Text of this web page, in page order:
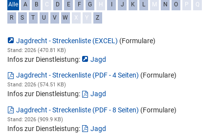
Alle A B C D E F G H J K L M N O P
Q
R
S T U V W X Y Z
Jagdrecht - Streckenliste (EXCEL) (Formulare)
Stand: 2026 (470.81 KB)
Infos zur Dienstleistung: Jagd
Jagdrecht - Streckenliste (PDF - 4 Seiten) (Formulare)
Stand: 2026 (574.51 KB)
Infos zur Dienstleistung: Jagd
Jagdrecht - Streckenliste (PDF - 8 Seiten) (Formulare)
Stand: 2026 (909.9 KB)
Infos zur Dienstleistung: Jagd